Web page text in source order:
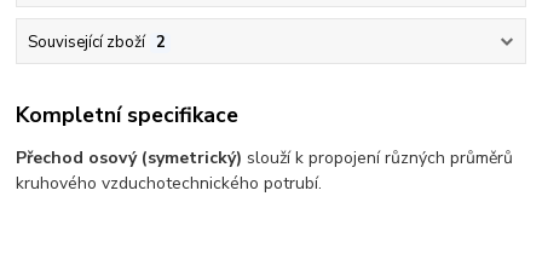
Související zboží 2
Kompletní specifikace
Přechod osový (symetrický) slouží k propojení různých průměrů
kruhového vzduchotechnického potrubí.